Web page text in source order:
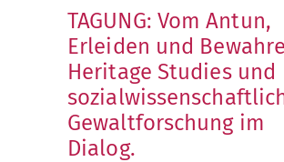
TAGUNG: Vom Antun,
Erleiden und
Heritage Studies und
Gewaltforschung im
Dialog.